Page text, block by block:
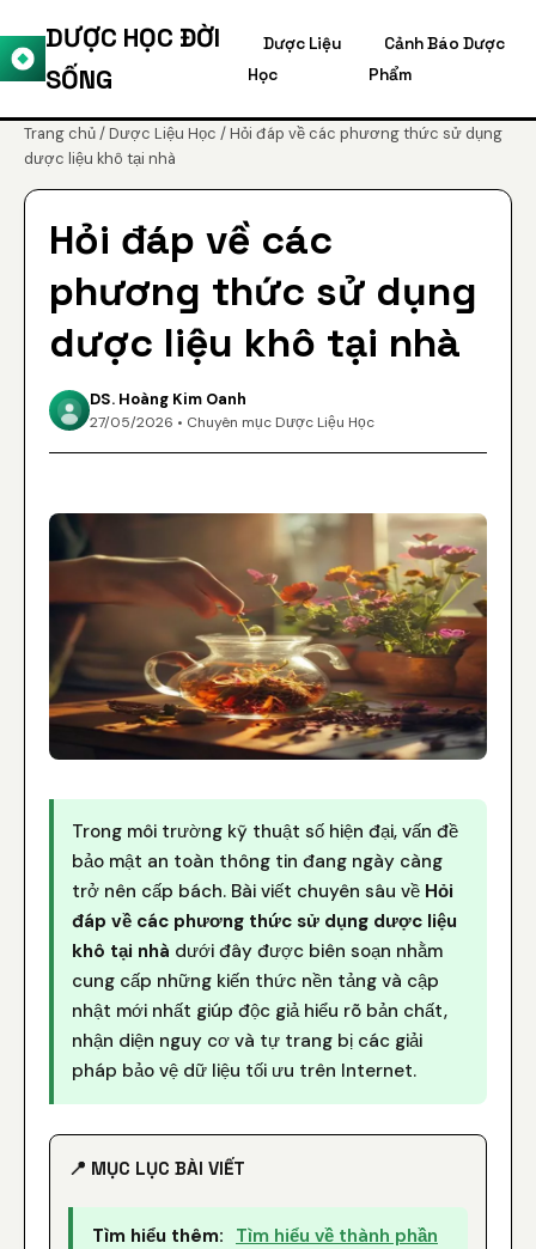
DƯỢC HỌC ĐỜI
SỐNG
Dược Liệu
Học
Cảnh Báo Dược
Phẩm
Trang chủ/Dược Liệu Học / Hỏi đáp về các phương thức sử dụng
dược liệu khô tại nhà
Hỏi đáp về các
phương thức sử dụng
dược liệu khô tại nhà
DS. Hoàng Kim Oanh
27/05/2026 • Chuyên mục Dược Liệu Học
Trong môi trường kỹ thuật số hiện đại, vấn đề
bảo mật an toàn thông tin đang ngày càng
trở nên cấp bách. Bài viết chuyên sâu về Hỏi
đáp về các phương thức sử dụng dược liệu
khô tại nhà dưới đây được biên soạn nhằm
cung cấp những kiến thức nền tảng và cập
nhật mới nhất giúp độc giả hiểu rõ bản chất,
nhận diện nguy cơ và tự trang bị các giải
pháp bảo vệ dữ liệu tối ưu trên Internet.
📍 MỤC LỤC BÀI VIẾT
Tìm hiểu thêm: Tìm hiểu về thành phần